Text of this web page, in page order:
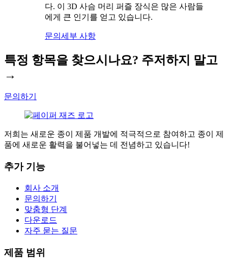
다. 이 3D 사슴 머리 퍼즐 장식은 많은 사람들
에게 큰 인기를 얻고 있습니다.
문의 세부 사항
특정 항목을 찾으시나요? 주저하지 말고
→
문의하기
저희는 새로운 종이 제품 개발에 적극적으로 참여하고 종이 제
품에 새로운 활력을 불어넣는 데 전념하고 있습니다!
추가 기능
회사 소개
문의하기
맞춤형 단계
다운로드
자주 묻는 질문
제품 범위